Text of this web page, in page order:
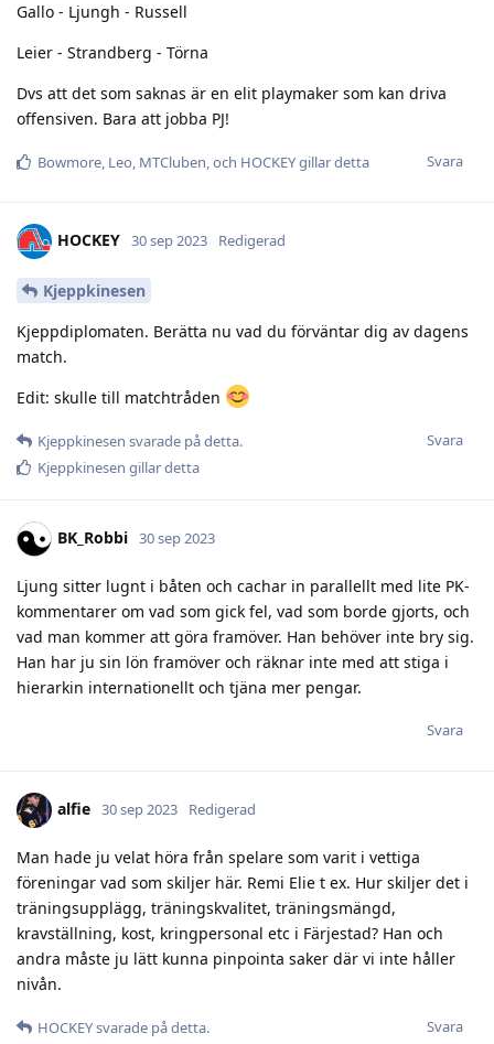
Gallo - Ljungh - Russell
Leier - Strandberg - Törna
Dvs att det som saknas är en elit playmaker som kan driva
offensiven. Bara att jobba PJ!
Svara
Bowmore, Leo, MTCluben, och HOCKEYgillar detta
HOCKEY 30 sep 2023 Redigerad
Kjeppkinesen
Kjeppdiplomaten. Berätta nu vad du förväntar dig av dagens
match.
Edit: skulle till matchtråden
Svara
Kjeppkinesen svarade på detta.
Kjeppkinesen gillar detta
BK_Robbi 30 sep 2023
Ljung sitter lugnt i båten och cachar in parallellt med lite PK-
kommentarer om vad som gick fel, vad som borde gjorts, och
vad man kommer att göra framöver. Han behöver inte bry sig.
Han har ju sin lön framöver och räknar inte med att stiga i
hierarkin internationellt och tjäna mer pengar.
Svara
alfie 30 sep 2023 Redigerad
Man hade ju velat höra från spelare som varit i vettiga
föreningar vad som skiljer här. Remi Elie t ex. Hur skiljer det i
träningsupplägg, träningskvalitet, träningsmängd,
kravställning, kost, kringpersonal etc i Färjestad? Han och
andra måste ju lätt kunna pinpointa saker där vi inte håller
nivån.
Svara
HOCKEYsvarade på detta.